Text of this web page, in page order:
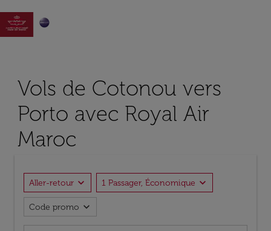

Vols de Cotonou vers
Porto avec Royal Air
Maroc
Aller-retour expand_more 1 Passager, Économique expand_more
Code promo expand_more